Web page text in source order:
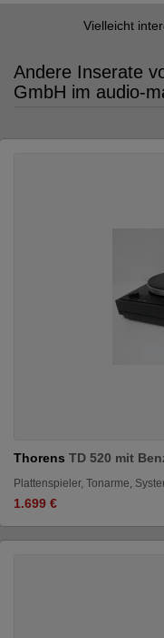
Vielleicht
Andere Inserate
GmbH im audio-
Thorens TD 520 mit
Plattenspieler, Tonarme,
1.699 €